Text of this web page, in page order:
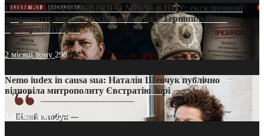
ПРИСМАК «РУССЬКОГО МІРА» в ПЦУ: ексклюзивні
документи, вирок і російський слід у Тернопільсько-
Бучацькій єпархії
2 місяці тому 298
Nemo iudex in causa sua: Наталія Шевчук публічно
відповіла митрополиту Євстратію Зорі
3 місяці тому214